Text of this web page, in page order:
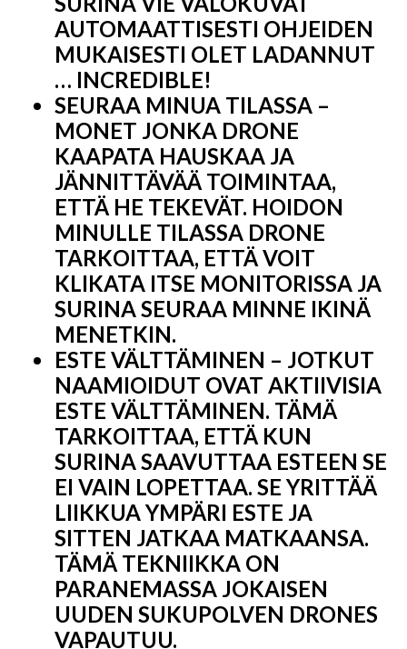
AUTOMAATTISESTI OHJEIDEN
MUKAISESTI OLET LADANNUT
… INCREDIBLE!
SEURAA MINUA TILASSA –
MONET JONKA DRONE
KAAPATA HAUSKAA JA
JÄNNITTÄVÄÄ TOIMINTAA,
ETTÄ HE TEKEVÄT. HOIDON
MINULLE TILASSA DRONE
TARKOITTAA, ETTÄ VOIT
KLIKATA ITSE MONITORISSA JA
SURINA SEURAA MINNE IKINÄ
MENETKIN.
ESTE VÄLTTÄMINEN – JOTKUT
NAAMIOIDUT OVAT AKTIIVISIA
ESTE VÄLTTÄMINEN. TÄMÄ
TARKOITTAA, ETTÄ KUN
SURINA SAAVUTTAA ESTEEN SE
EI VAIN LOPETTAA. SE YRITTÄÄ
LIIKKUA YMPÄRI ESTE JA
SITTEN JATKAA MATKAANSA.
TÄMÄ TEKNIIKKA ON
PARANEMASSA JOKAISEN
UUDEN SUKUPOLVEN DRONES
VAPAUTUU.